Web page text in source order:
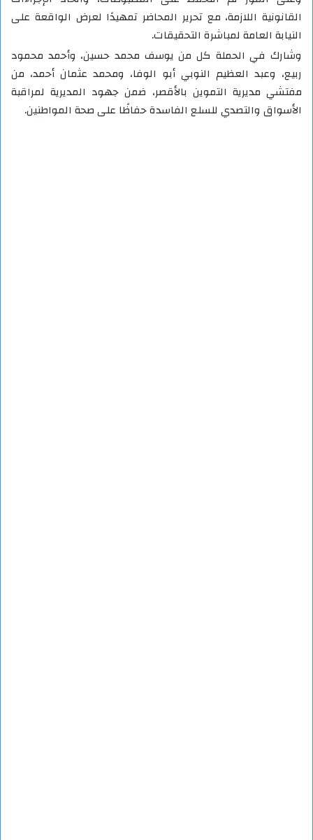
القانونية اللازمة، مع تحرير المحاضر تمهيدًا لعرض الواقعة على
النيابة العامة لمباشرة التحقيقات.
وشارك في الحملة كل من يوسف محمد حسين، وأحمد محمود
ربيع، وعبد العظيم النوبي أبو الوفا، ومحمد عثمان أحمد، من
مفتشي مديرية التموين بالأقصر، ضمن جهود المديرية لمراقبة
الأسواق والتصدي للسلع الفاسدة حفاظًا على صحة المواطنين.